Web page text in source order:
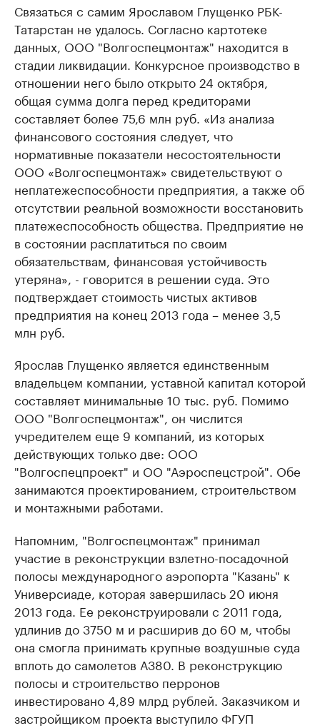
Связаться с самим Ярославом Глущенко РБК-
Татарстан не удалось. Согласно картотеке
данных, ООО "Волгоспецмонтаж" находится в
стадии ликвидации. Конкурсное производство в
отношении него было открыто 24 октября,
общая сумма долга перед кредиторами
составляет более 75,6 млн руб. «Из анализа
финансового состояния следует, что
нормативные показатели несостоятельности
ООО «Волгоспецмонтаж» свидетельствуют о
неплатежеспособности предприятия, а также об
отсутствии реальной возможности восстановить
платежеспособность общества. Предприятие не
в состоянии расплатиться по своим
обязательствам, финансовая устойчивость
утеряна», - говорится в решении суда. Это
подтверждает стоимость чистых активов
предприятия на конец 2013 года – менее 3,5
млн руб.
Ярослав Глущенко является единственным
владельцем компании, уставной капитал которой
составляет минимальные 10 тыс. руб. Помимо
ООО "Волгоспецмонтаж", он числится
учредителем еще 9 компаний, из которых
действующих только две: ООО
"Волгоспецпроект" и ОО "Аэроспецстрой". Обе
занимаются проектированием, строительством
и монтажными работами.
Напомним, "Волгоспецмонтаж" принимал
участие в реконструкции взлетно-посадочной
полосы международного аэропорта "Казань" к
Универсиаде, которая завершилась 20 июня
2013 года. Ее реконструировали с 2011 года,
удлинив до 3750 м и расширив до 60 м, чтобы
она смогла принимать крупные воздушные суда
вплоть до самолетов А380. В реконструкцию
полосы и строительство перронов
инвестировано 4,89 млрд рублей. Заказчиком и
застройщиком проекта выступило ФГУП